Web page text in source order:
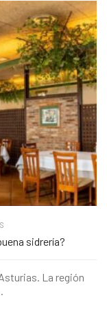
sidrería?
La región